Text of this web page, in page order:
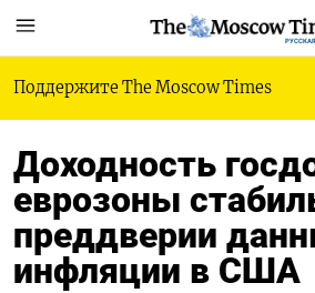
Поддержите The Moscow Times
Доходность
еврозоны
преддверии
инфляции в США